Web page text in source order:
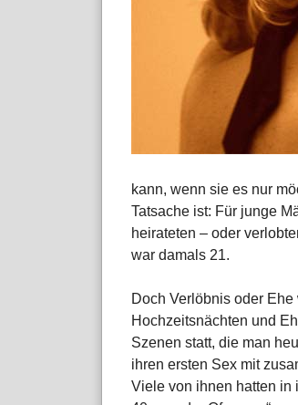
kann, wenn sie es nur
Tatsache ist: Für junge
heirateten – oder
war damals 21.
Doch Verlöbnis oder Ehe
Hochzeitsnächten und
Szenen statt, die man
ihren ersten Sex mit
Viele von ihnen hatten in